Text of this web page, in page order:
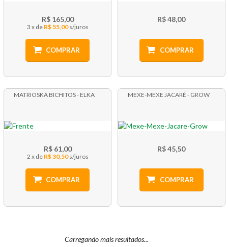
R$ 165,00
3 x R$ 55,00
COMPRAR
R$ 48,00
COMPRAR
MATRIOSKA BICHITOS - ELKA
R$ 61,00
2 x R$ 30,50
COMPRAR
MEXE-MEXE JACARÉ - GROW
R$ 45,50
COMPRAR